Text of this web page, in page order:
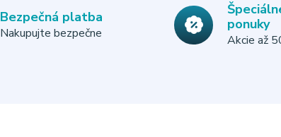
Bezpečná platba
Nakupujte bezpečne
ponuky
Akcie až